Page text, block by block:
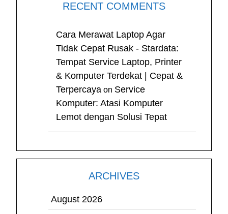
RECENT COMMENTS
Cara Merawat Laptop Agar
Tidak Cepat Rusak - Stardata:
Tempat Service Laptop, Printer
& Komputer Terdekat | Cepat &
Terpercaya on Service
Komputer: Atasi Komputer
Lemot dengan Solusi Tepat
ARCHIVES
August 2026